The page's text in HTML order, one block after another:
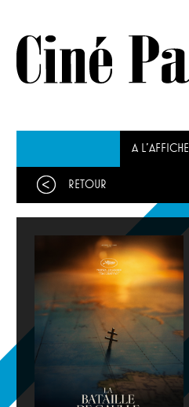
A L'AFFICHE
Retour